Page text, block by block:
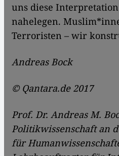
uns diese
nahelegen.
Terroristen – wir
Andreas Bock
© Qantara.de 2017
Prof. Dr. Andreas M.
Politikwissenschaft an
für